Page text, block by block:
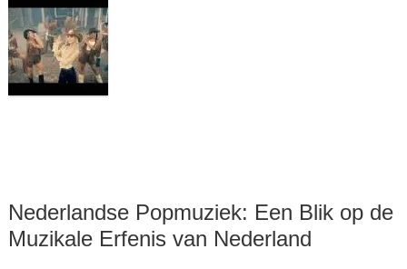
Nederlandse Popmuziek: Een Blik op de
Muzikale Erfenis van Nederland